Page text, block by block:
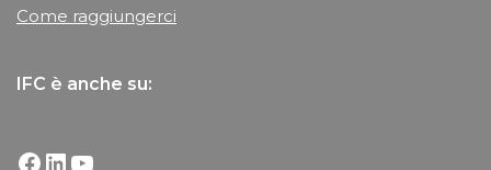
Come raggiungerci
IFC è anche su: